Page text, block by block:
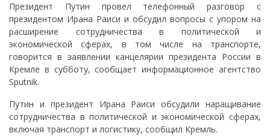
Президент Путин провел телефонный разговор с
президентом Ирана Раиси и обсудил вопросы с упором на
расширение сотрудничества в политической и
экономической сферах, в том числе на транспорте,
говорится в заявлении канцелярии президента России в
Кремле в субботу, сообщает информационное агентство
Sputnik.
Путин и президент Ирана Раиси обсудили наращивание
сотрудничества в политической и экономической сферах,
включая транспорт и логистику, сообщил Кремль.